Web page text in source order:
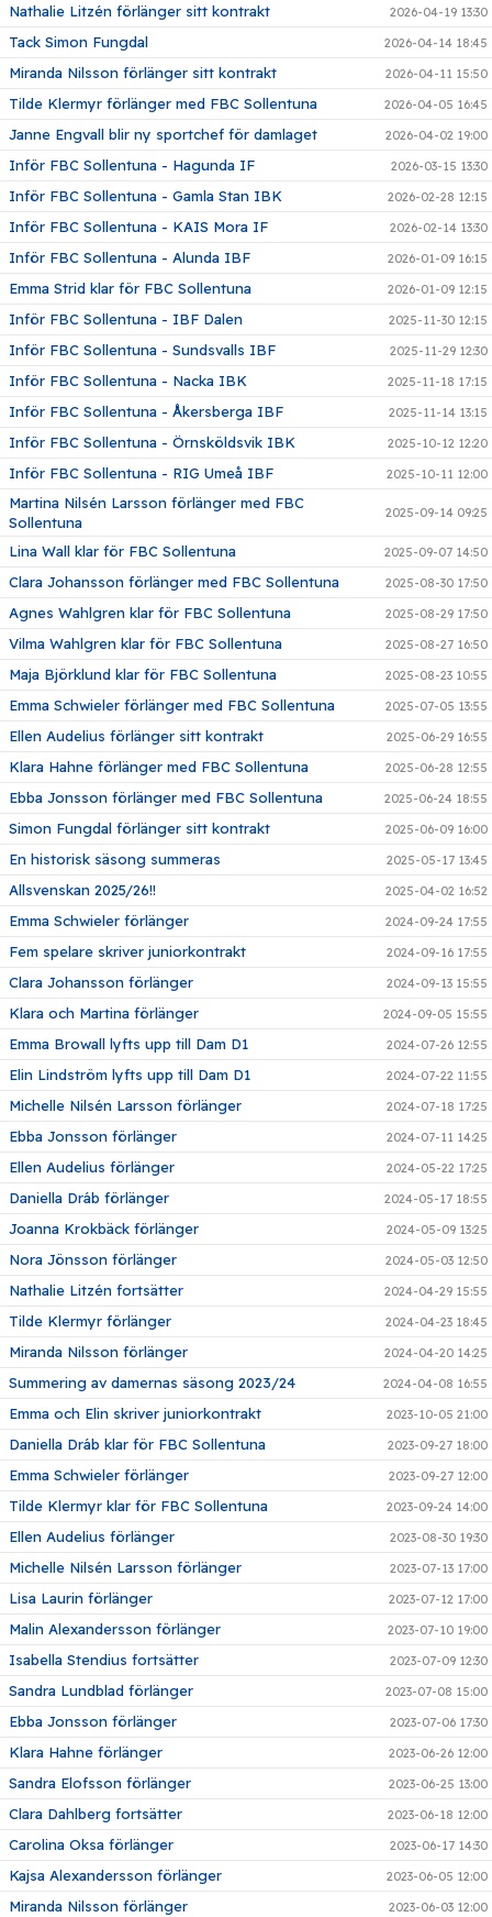
Nathalie Litzén förlänger sitt kontrakt 2026-04-19 13:30
Tack Simon Fungdal 2026-04-14 18:45
Miranda Nilsson förlänger sitt kontrakt 2026-04-11 15:50
Tilde Klermyr förlänger med FBC Sollentuna 2026-04-05 16:45
Janne Engvall blir ny sportchef för damlaget 2026-04-02 19:00
Inför FBC Sollentuna - Hagunda IF 2026-03-15 13:30
Inför FBC Sollentuna - Gamla Stan IBK 2026-02-28 12:15
Inför FBC Sollentuna - KAIS Mora IF 2026-02-14 13:30
Inför FBC Sollentuna - Alunda IBF 2026-01-09 16:15
Emma Strid klar för FBC Sollentuna 2026-01-09 12:15
Inför FBC Sollentuna - IBF Dalen 2025-11-30 12:15
Inför FBC Sollentuna - Sundsvalls IBF 2025-11-29 12:30
Inför FBC Sollentuna - Nacka IBK 2025-11-18 17:15
Inför FBC Sollentuna - Åkersberga IBF 2025-11-14 13:15
Inför FBC Sollentuna - Örnsköldsvik IBK 2025-10-12 12:20
Inför FBC Sollentuna - RIG Umeå IBF 2025-10-11 12:00
Martina Nilsén Larsson förlänger med FBC
Sollentuna
2025-09-14 09:25
Lina Wall klar för FBC Sollentuna 2025-09-07 14:50
Clara Johansson förlänger med FBC Sollentuna 2025-08-30 17:50
Agnes Wahlgren klar för FBC Sollentuna 2025-08-29 17:50
Vilma Wahlgren klar för FBC Sollentuna 2025-08-27 16:50
Maja Björklund klar för FBC Sollentuna 2025-08-23 10:55
Emma Schwieler förlänger med FBC Sollentuna 2025-07-05 13:55
Ellen Audelius förlänger sitt kontrakt 2025-06-29 16:55
Klara Hahne förlänger med FBC Sollentuna 2025-06-28 12:55
Ebba Jonsson förlänger med FBC Sollentuna 2025-06-24 18:55
Simon Fungdal förlänger sitt kontrakt 2025-06-09 16:00
En historisk säsong summeras 2025-05-17 13:45
Allsvenskan 2025/26!! 2025-04-02 16:52
Emma Schwieler förlänger 2024-09-24 17:55
Fem spelare skriver juniorkontrakt 2024-09-16 17:55
Clara Johansson förlänger 2024-09-13 15:55
Klara och Martina förlänger 2024-09-05 15:55
Emma Browall lyfts upp till Dam D1 2024-07-26 12:55
Elin Lindström lyfts upp till Dam D1 2024-07-22 11:55
Michelle Nilsén Larsson förlänger 2024-07-18 17:25
Ebba Jonsson förlänger 2024-07-11 14:25
Ellen Audelius förlänger 2024-05-22 17:25
Daniella Dráb förlänger 2024-05-17 18:55
Joanna Krokbäck förlänger 2024-05-09 13:25
Nora Jönsson förlänger 2024-05-03 12:50
Nathalie Litzén fortsätter 2024-04-29 15:55
Tilde Klermyr förlänger 2024-04-23 18:45
Miranda Nilsson förlänger 2024-04-20 14:25
Summering av damernas säsong 2023/24 2024-04-08 16:55
Emma och Elin skriver juniorkontrakt 2023-10-05 21:00
Daniella Dráb klar för FBC Sollentuna 2023-09-27 18:00
Emma Schwieler förlänger 2023-09-27 12:00
Tilde Klermyr klar för FBC Sollentuna 2023-09-24 14:00
Ellen Audelius förlänger 2023-08-30 19:30
Michelle Nilsén Larsson förlänger 2023-07-13 17:00
Lisa Laurin förlänger 2023-07-12 17:00
Malin Alexandersson förlänger 2023-07-10 19:00
Isabella Stendius fortsätter 2023-07-09 12:30
Sandra Lundblad förlänger 2023-07-08 15:00
Ebba Jonsson förlänger 2023-07-06 17:30
Klara Hahne förlänger 2023-06-26 12:00
Sandra Elofsson förlänger 2023-06-25 13:00
Clara Dahlberg fortsätter 2023-06-18 12:00
Carolina Oksa förlänger 2023-06-17 14:30
Kajsa Alexandersson förlänger 2023-06-05 12:00
Miranda Nilsson förlänger 2023-06-03 12:00